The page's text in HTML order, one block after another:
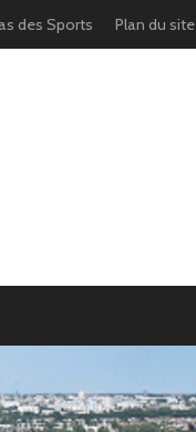
des Sports Plan du site